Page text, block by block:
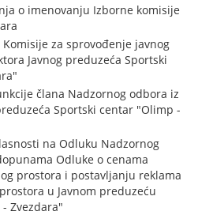
o imenovanju Izborne komisije
za sprovođenje javnog
Javnog preduzeća Sportski
člana Nadzornog odbora iz
Sportski centar "Olimp -
na Odluku Nadzornog
Odluke o cenama
prostora i postavljanju reklama
u Javnom preduzeću
Zvezdara"